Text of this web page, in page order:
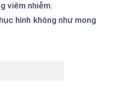
viêm nhiễm.
hình không như mong